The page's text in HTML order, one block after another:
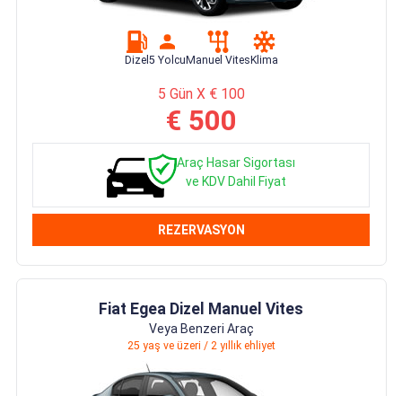
Dizel 5 YolcuManuel VitesKlima
5 Gün X € 100
€ 500
Araç Hasar Sigortası
ve KDV Dahil Fiyat
REZERVASYON
Fiat Egea Dizel Manuel Vites
Veya Benzeri Araç
25 yaş ve üzeri / 2 yıllık ehliyet